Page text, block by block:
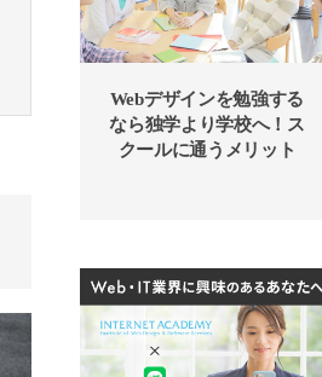
Webデザインを勉強する
なら独学より学校へ！ス
クールに通うメリット